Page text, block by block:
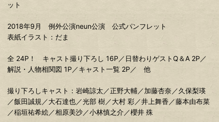
ット
2018年9月 例外公演neun公演 公式パンフレット
表紙イラスト：だま
全 24P！ キャスト撮り下ろし 16P／日替わりゲストQ＆A 2P／
解説・人物相関図 1P／キャスト一覧 2P／ 他
撮り下ろしキャスト：岩崎諒太／正野大輔／加藤杏奈／久保梨瑛
／飯田誠規／大石達也／光部 樹／大村 彩／井上舞香／藤本由布菜
／稲垣祐希絵／相原美沙／小林慎之介／櫻井 殊